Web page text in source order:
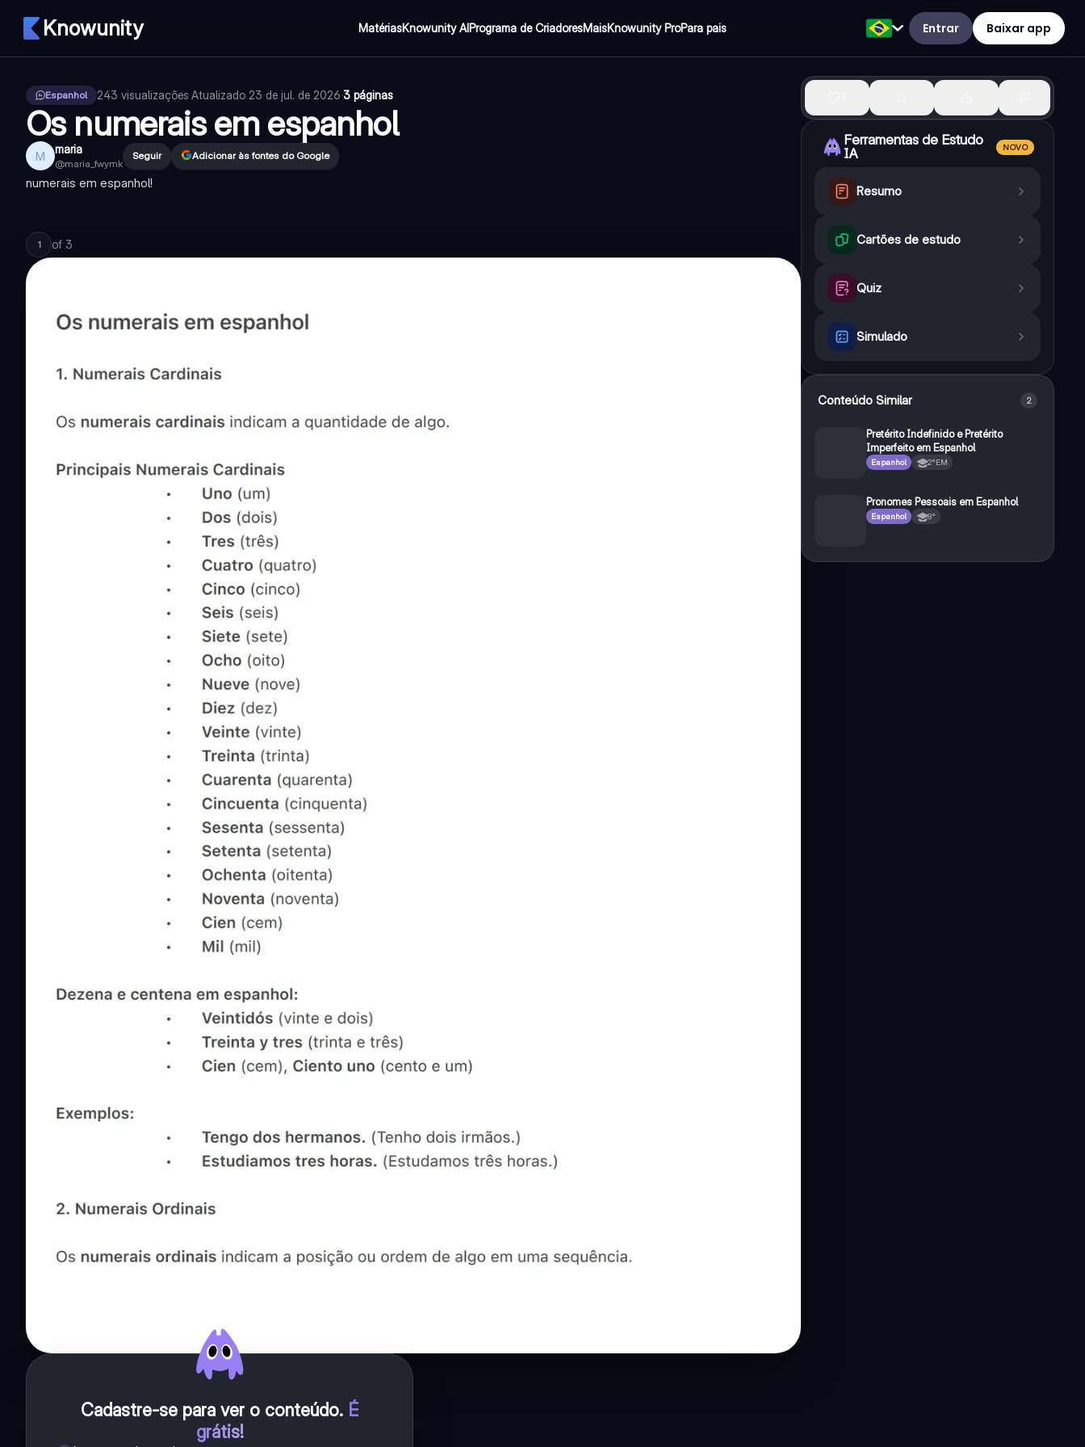
Knowunity MatériasKnowunity AIPrograma de CriadoresMaisKnowunity ProPara pais Entrar Baixar app
Espanhol 243 visualizações·Atualizado 23 de jul. de 2026·3 páginas
Os numerais em espanhol
M maria
@maria_fwymk
Seguir Adicionar às fontes do Google
numerais em espanhol!
1 of 3
Cadastre-se para ver o conteúdo. É
grátis!
Ferramentas de Estudo
IA
NOVO
Resumo
Cartões de estudo
Quiz
Simulado
Conteúdo Similar 2
Pretérito Indefinido e Pretérito
Imperfeito em Espanhol
Espanhol 2°EM
Pronomes Pessoais em Espanhol
Espanhol 8°